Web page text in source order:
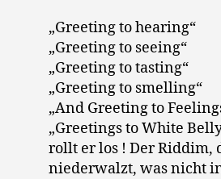
„Greeting to hearing“
„Greeting to seeing“
„Greeting to tasting“
„Greeting to smelling“
„And Greeting to
„Greetings to White
rollt er los ! Der Riddim,
niederwalzt, was nicht